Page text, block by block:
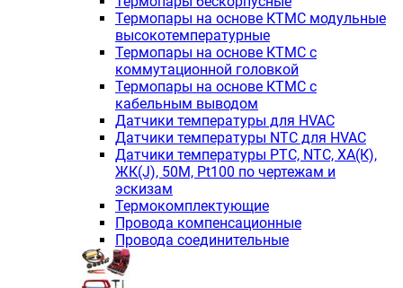
Термопары на основе КТМС модульные
высокотемпературные
Термопары на основе КТМС с
коммутационной головкой
Термопары на основе КТМС с
кабельным выводом
Датчики температуры для HVAC
Датчики температуры NTC для HVAC
Датчики температуры PTС, NTC, ХА(К),
ЖК(J), 50М, Pt100 по чертежам и
эскизам
Термокомплектующие
Провода компенсационные
Провода соединительные